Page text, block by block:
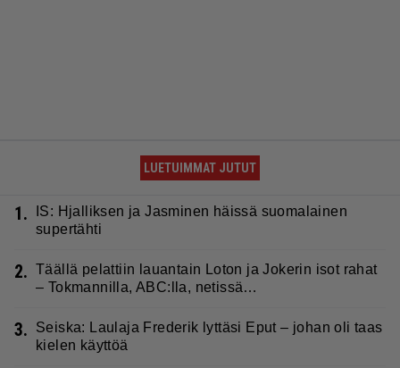
LUETUIMMAT JUTUT
1.
IS: Hjalliksen ja Jasminen häissä suomalainen
supertähti
2. Täällä pelattiin lauantain Loton ja Jokerin isot rahat
– Tokmannilla, ABC:lla, netissä…
3.
Seiska: Laulaja Frederik lyttäsi Eput – johan oli taas
kielen käyttöä